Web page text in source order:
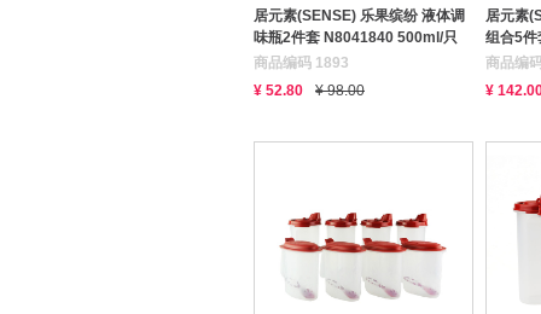
居元素(SENSE) 乐果缤纷 液体调
味瓶2件套 N8041840 500ml/只
商品编码 1893
¥ 52.80
¥ 98.00
居元素
组合5
商品编
¥